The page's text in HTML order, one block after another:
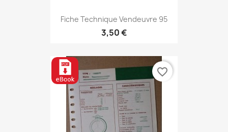
Fiche Technique Vendeuvre 95
3,50 €
favorite_border